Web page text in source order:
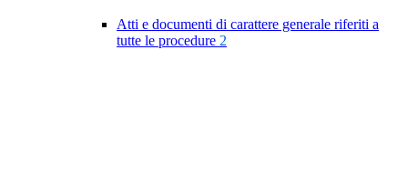
Atti e documenti di carattere generale riferiti a
tutte le procedure 2